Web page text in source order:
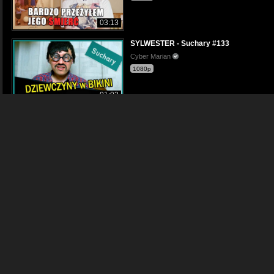
03:13
01:03
SYLWESTER - Suchary #133
Cyber Marian
1080p